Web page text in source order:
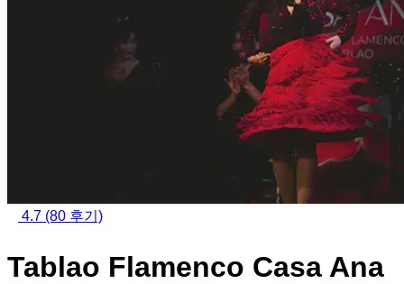
4.7 (80 후기)
Tablao Flamenco Casa Ana